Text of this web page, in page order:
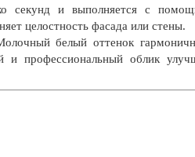
секунд и выполняется с
целостность фасада или стены.
белый оттенок
профессиональный облик